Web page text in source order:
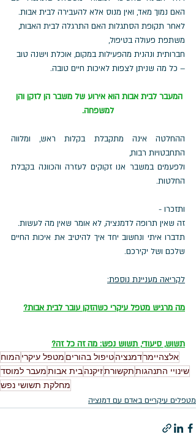
האם נמוך מאד, ואין מנוס אלא להעבירה לבית אבות.
לאחר תקופת הסתגלות האם התרגלה לבית האבות,
משתפת פעולה בטיפול,
חברותית ונהנית מהפעילות במקום, אוכלת וישנה טוב
– כל מה שניתן לצפות לאיכות חיים טובה.
המעבר לבית אבות הוא אירוע של משבר הן לזקן והן
למשפחה.
התחבטויות רבות,
החלטות.
ותזכרו -
זה שאין תרופה לדמנציה, לא אומר שאין מה לעשות.
שלכם ושל יקירכם.
לקריאה מעניינת נוספת:
מה מרגיש מטפל עיקרי כשהזקן עובר לבית אבות?
תשוש, סיעודי, תשוש נפש: מה זה כל זה?
אלצהיימרדמנציהטיפול בהורים מטפל עיקרי המוח
שינויי התנהגותתקשורתזיקנהבית אבותמעבר למוסד
מחלקת תשושי נפש
מטפלים עיקריים באדם עם דמנציה